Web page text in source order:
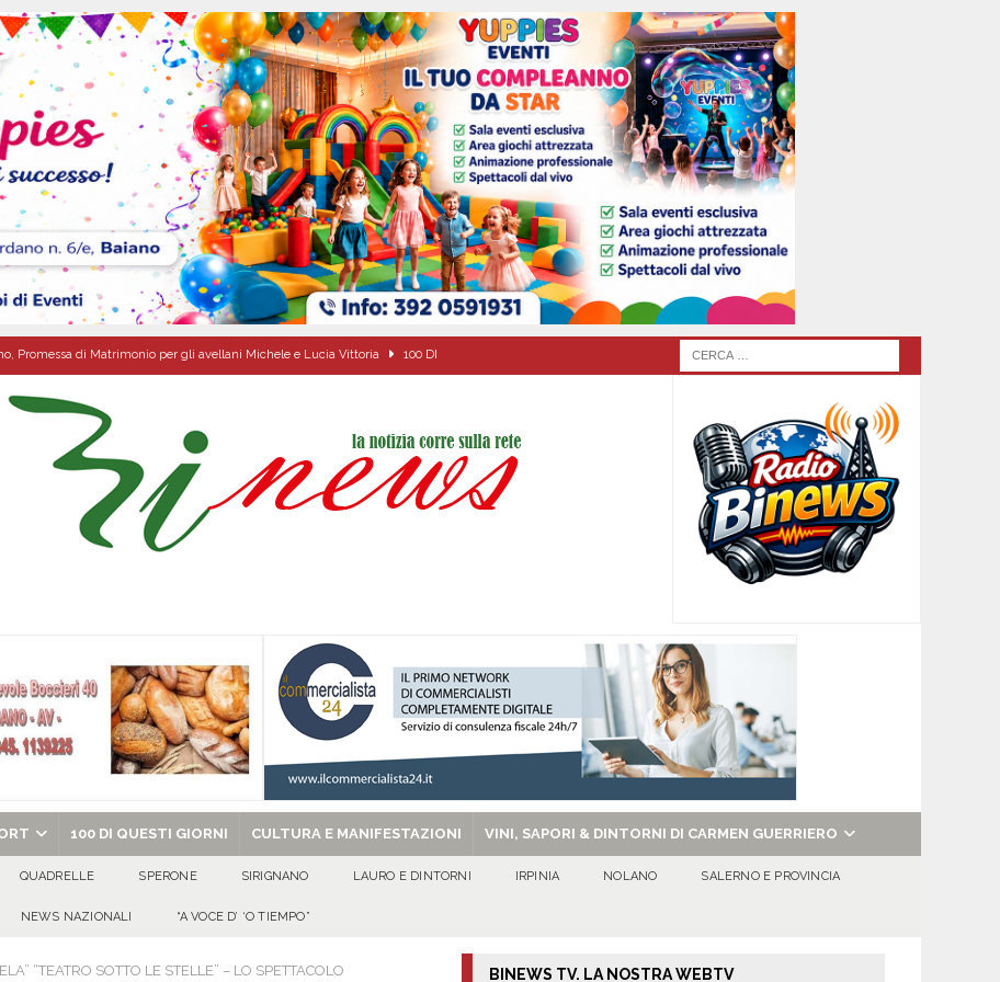
Promessa di Matrimonio per gli avellani Michele e Lucia Vittoria 100 DI
10 Agosto 2026 ALMANACCO
la chiesa celebra san Lorenzo diacono e beato Francesco Drzewiecki
a Sant’Angelo dei Lombardi sui progetti del territorio
la chiesa celebra il Martirio di san Giovanni Battista e santa Sabina EVIDENZA
100 DI QUESTI GIORNI CULTURA E MANIFESTAZIONI VINI, SAPORI & DINTORNI DI CARMEN GUERRIERO
QUADRELLE SPERONE SIRIGNANO LAURO E DINTORNI IRPINIA NOLANO SALERNO E PROVINCIA
NEWS NAZIONALI “A VOCE D’ ‘O TIEMPO”
“TEATRO SOTTO LE STELLE” – LO SPETTACOLO BINEWS TV. LA NOSTRA WEBTV